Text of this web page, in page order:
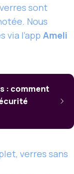
sont
Nous
via l’app Ameli
: comment
verres sans